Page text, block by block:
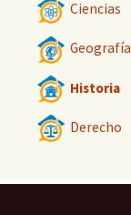
Ciencias
Geografía
Historia
Derecho